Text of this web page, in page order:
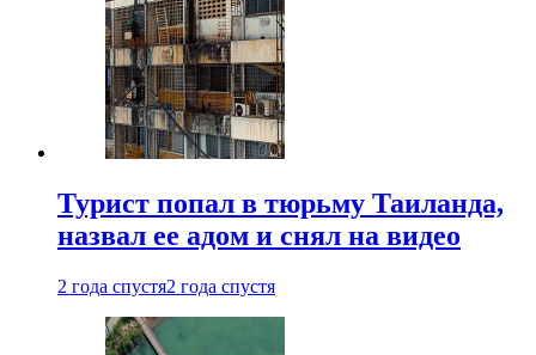
Турист попал в тюрьму Таиланда,
назвал ее адом и снял на видео
2 года спустя2 года спустя